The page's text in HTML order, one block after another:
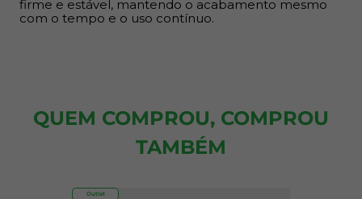
firme e estável, mantendo o acabamento mesmo
com o tempo e o uso contínuo.
QUEM COMPROU, COMPROU
TAMBÉM
Outlet